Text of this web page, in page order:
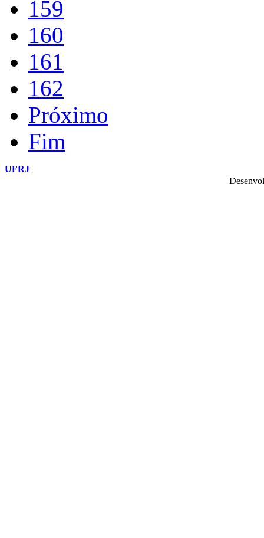
159
160
161
162
Próximo
Fim
UFRJ